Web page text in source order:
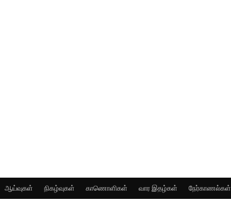
ஆய்வுகள் நிகழ்வுகள் காணொளிகள் வார இதழ்கள் நேர்காணல்கள்